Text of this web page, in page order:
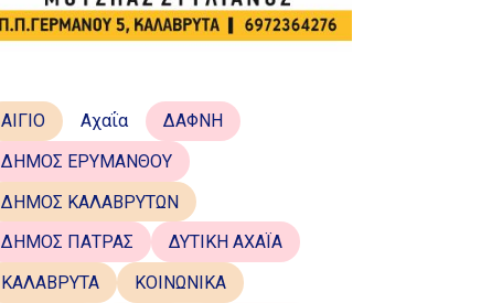
ΑΙΓΙΟ Αχαΐα
ΔΑΦΝΗ
ΔΗΜΟΣ ΕΡΥΜΑΝΘΟΥ
ΔΗΜΟΣ ΚΑΛΑΒΡΥΤΩΝ
ΔΗΜΟΣ ΠΑΤΡΑΣ
ΔΥΤΙΚΗ ΑΧΑΪΑ
ΚΑΛΑΒΡΥΤΑ
ΚΟΙΝΩΝΙΚΑ